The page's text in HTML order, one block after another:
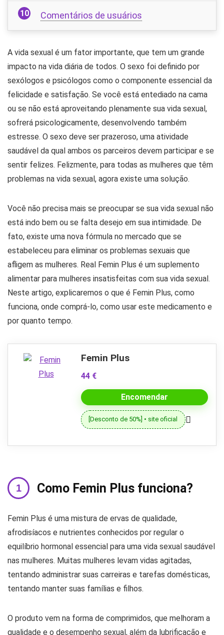
Comentários de usuários
A vida sexual é um fator importante, que tem um grande
impacto na vida diária de todos. O sexo foi definido por
sexólogos e psicólogos como o componente essencial da
felicidade e satisfação. Se você está entediado na cama
ou se não está aproveitando plenamente sua vida sexual,
sofrerá psicologicamente, desenvolvendo também
estresse. O sexo deve ser prazeroso, uma atividade
saudável da qual ambos os parceiros devem participar e se
sentir felizes. Felizmente, para todas as mulheres que têm
problemas na vida sexual, agora existe uma solução.
Você não precisa mais se preocupar se sua vida sexual não
está indo bem ou se falta desejo em sua intimidade. De
fato, existe uma nova fórmula no mercado que se
estabeleceu para eliminar os problemas sexuais que
afligem as mulheres. Real Femin Plus é um suplemento
alimentar para mulheres insatisfeitas com sua vida sexual.
Neste artigo, explicaremos o que é Femin Plus, como
funciona, onde comprá-lo, como usar este medicamento e
por quanto tempo.
Femin Plus
44 €
Encomendar
[Desconto de 50%] • site oficial
Como Femin Plus funciona?
Femin Plus é uma mistura de ervas de qualidade,
afrodisíacos e nutrientes conhecidos por regular o
equilíbrio hormonal essencial para uma vida sexual saudável
nas mulheres. Muitas mulheres levam vidas agitadas,
tentando administrar suas carreiras e tarefas domésticas,
tentando manter suas famílias e filhos.
O produto vem na forma de comprimidos, que melhoram a
qualidade e o desempenho sexual, além da lubrificação e